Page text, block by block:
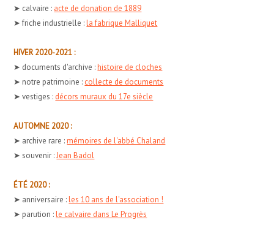
➤ calvaire : acte de donation de 1889
➤ friche industrielle :la fabrique Malliquet
HIVER 2020-2021 :
➤ documents d'archive :histoire de cloches
➤ notre patrimoine : collecte de documents
➤ vestiges : décors muraux du 17e siècle
AUTOMNE 2020 :
➤ archive rare :mémoires de l'abbé Chaland
➤ souvenir :Jean Badol
ÉTÉ 2020 :
➤ anniversaire :les 10 ans de l'association !
➤ parution :le calvaire dans Le Progrès